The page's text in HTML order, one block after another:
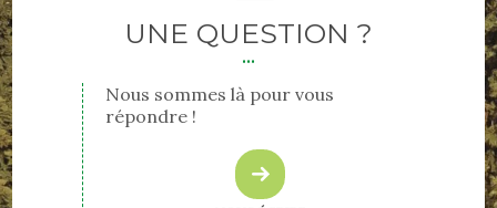
UNE QUESTION ?
Nous sommes là pour vous
répondre !